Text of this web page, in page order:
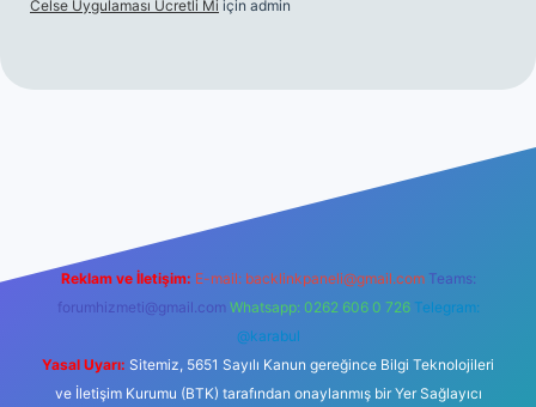
Celse Uygulaması Ücretli Mi için admin
Reklam ve İletişim: E-mail: backlinkpaneli@gmail.com Teams:
forumhizmeti@gmail.com Whatsapp: 0262 606 0 726 Telegram:
@karabul
Yasal Uyarı: Sitemiz, 5651 Sayılı Kanun gereğince Bilgi Teknolojileri
ve İletişim Kurumu (BTK) tarafından onaylanmış bir Yer Sağlayıcı